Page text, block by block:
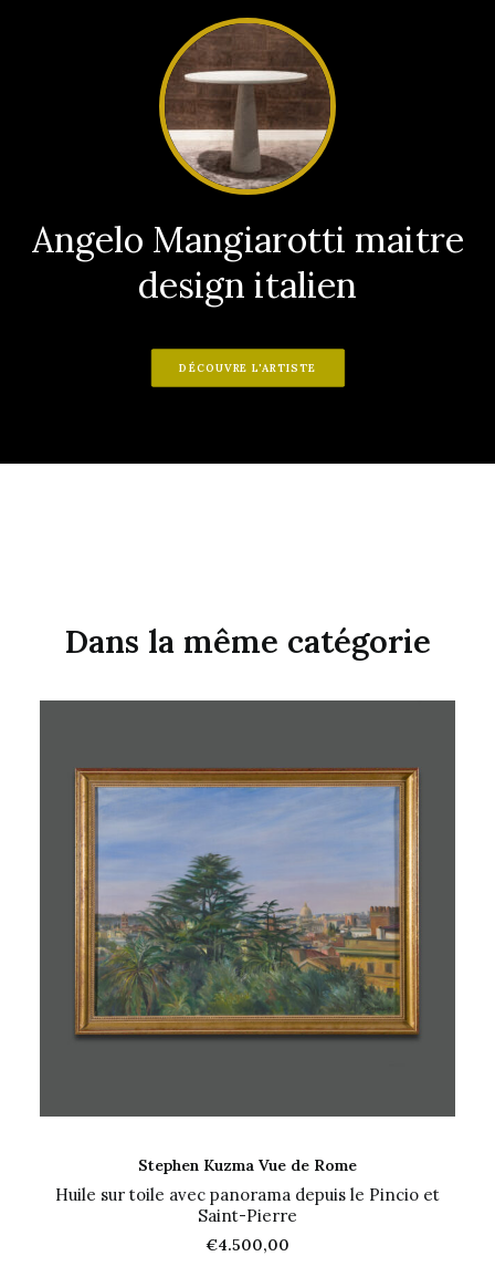
Angelo Mangiarotti maitre
design italien
DÉCOUVRE L'ARTISTE
Dans la même catégorie
AJOUTER AU PANIER
Stephen Kuzma Vue de Rome
Huile sur toile avec panorama depuis le Pincio et
Saint-Pierre
€4.500,00